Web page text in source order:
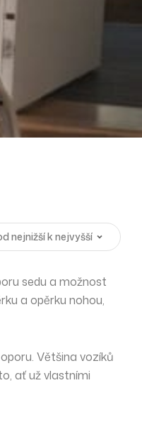
sedu a možnost
a opěrku nohou,
Většina vozíků
ať už vlastními